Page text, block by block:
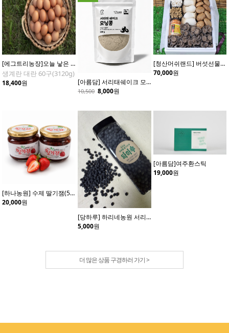
[에그트리농장]오늘 낳은 생계란 대란 60구(3120g)
생계란 대란 60구(3120g)
18,400원 [아름담] 서리태쉐이크 모닝콩
10,500 8,000원
[청산머쉬랜드] 버섯선물세트 3호(7종)
70,000원
[하나농원] 수제 딸기잼(500gx2병)
20,000원
[당하루] 하리네농원 서리태500g1개
5,000원
[아름담]여주환스틱
19,000원
더 많은 상품 구경하러 가기 >